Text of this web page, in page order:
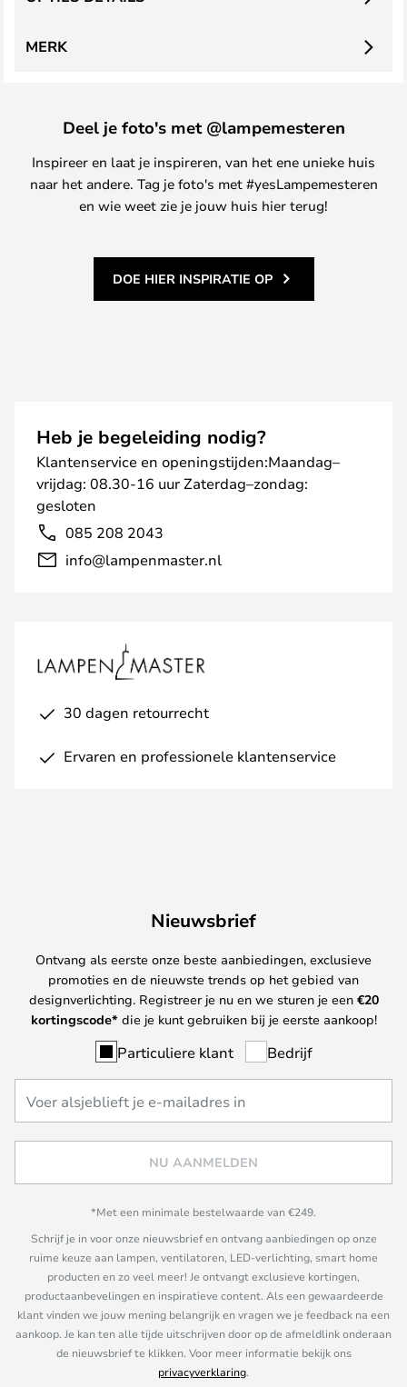
MERK
Deel je foto's met @lampemesteren
Inspireer en laat je inspireren, van het ene unieke huis
naar het andere. Tag je foto's met #yesLampemesteren
en wie weet zie je jouw huis hier terug!
DOE HIER INSPIRATIE OP
Heb je begeleiding nodig?
Klantenservice en openingstijden:Maandag–
vrijdag: 08.30-16 uur Zaterdag–zondag:
gesloten
085 208 2043
info@lampenmaster.nl
30 dagen retourrecht
Ervaren en professionele klantenservice
Nieuwsbrief
Ontvang als eerste onze beste aanbiedingen, exclusieve
promoties en de nieuwste trends op het gebied van
designverlichting. Registreer je nu en we sturen je een €20
kortingscode* die je kunt gebruiken bij je eerste aankoop!
Particuliere klant Bedrijf
NU AANMELDEN
*Met een minimale bestelwaarde van €249.
Schrijf je in voor onze nieuwsbrief en ontvang aanbiedingen op onze
ruime keuze aan lampen, ventilatoren, LED-verlichting, smart home
producten en zo veel meer! Je ontvangt exclusieve kortingen,
productaanbevelingen en inspiratieve content. Als een gewaardeerde
klant vinden we jouw mening belangrijk en vragen we je feedback na een
aankoop. Je kan ten alle tijde uitschrijven door op de afmeldlink onderaan
de nieuwsbrief te klikken. Voor meer informatie bekijk ons
privacyverklaring.